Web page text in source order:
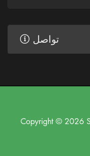
تواصل
Copyright © 2026